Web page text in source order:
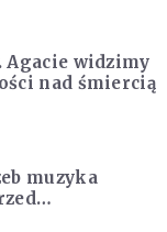
Agacie widzimy
nad śmiercią
muzyka
była